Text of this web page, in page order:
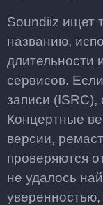
Soundiiz ищет
названию,
длительности
сервисов.
записи
Концертные
версии,
проверяются
не удалось
уверенностью,